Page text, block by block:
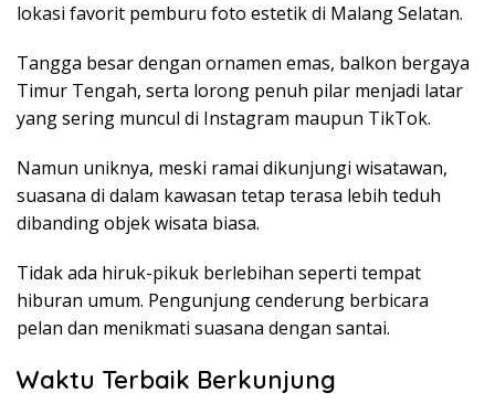
lokasi favorit pemburu foto estetik di Malang Selatan.
Tangga besar dengan ornamen emas, balkon bergaya
Timur Tengah, serta lorong penuh pilar menjadi latar
yang sering muncul di Instagram maupun TikTok.
Namun uniknya, meski ramai dikunjungi wisatawan,
suasana di dalam kawasan tetap terasa lebih teduh
dibanding objek wisata biasa.
Tidak ada hiruk-pikuk berlebihan seperti tempat
hiburan umum. Pengunjung cenderung berbicara
pelan dan menikmati suasana dengan santai.
Waktu Terbaik Berkunjung